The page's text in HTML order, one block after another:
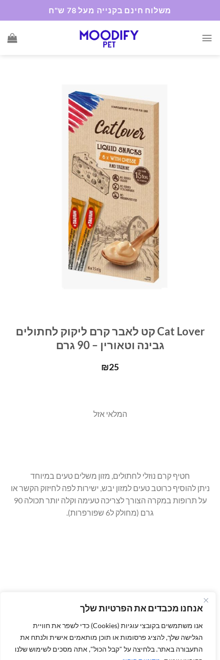
אנחנו מכבדים את הפרטיות שלך
אנו משתמשים בקובצי עוגיות (Cookies) כדי לשפר את חוויית
הגלישה שלך, להציג פרסומות או תוכן מותאמים אישית ולנתח את
התעבורה באתר. בלחיצה על "קבל הכול", אתה מסכים לשימוש שלנו
משלוח חינם בקנייה מעל 78 ש"ח
Cat Lover קט לאבר קרם ליקוק לחתולים
גבינה וטאורין – 90 גרם
₪25
המלאי אזל
חטיף קרם נוזלי לחתולים, מזון משלים טעים במיוחד
ניתן להוסיף כרוטב טעים למזון יבש, ישירות לפה לחיזוק הקשר או
על תרופות במקרה הצורך לצריכה טעימה וקלה יותר תכולה 90
גרם (מחולק ל6 שפורפרות).